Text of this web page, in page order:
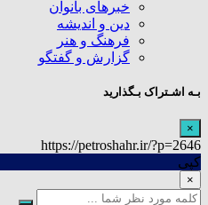
خبرهای بانوان
دین و اندیشه
فرهنگ و هنر
گزارش و گفتگو
بـه اشـتراک بـگذارید
×
https://petroshahr.ir/?p=2646
کپی
×